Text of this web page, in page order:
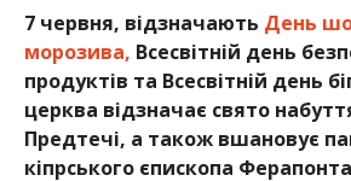
7 червня, відзначають День
морозива, Всесвітній день
продуктів та Всесвітній день
церква відзначає свято
Предтечі, а також вшановує
кіпрського єпископа